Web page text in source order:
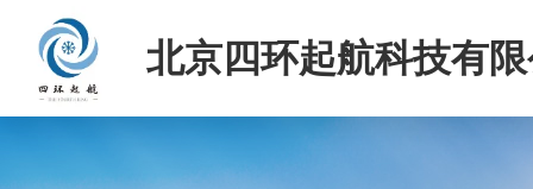
北京四环起航科技有